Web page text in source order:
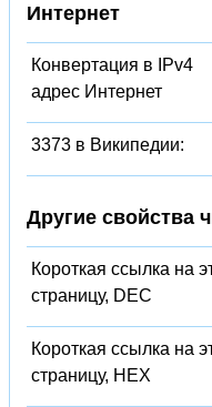
Интернет
Конвертация в IPv4
адрес Интернет
3373 в Википедии:
Другие свойства
Короткая ссылка на
страницу, DEC
Короткая ссылка на
страницу, HEX